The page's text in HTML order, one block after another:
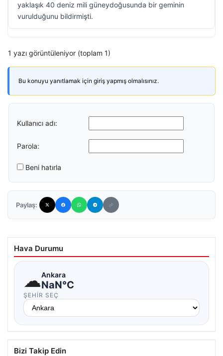
yaklaşık 40 deniz mili güneydoğusunda bir geminin
vurulduğunu bildirmişti.
1 yazı görüntüleniyor (toplam 1)
Bu konuyu yanıtlamak için giriş yapmış olmalısınız.
Kullanıcı adı:
Parola:
Beni hatırla
Paylaş:
Hava Durumu
☁Ankara
NaN°C
ŞEHIR SEÇ
Bizi Takip Edin